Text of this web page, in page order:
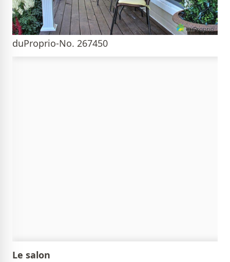
duProprio-No. 267450
Le salon